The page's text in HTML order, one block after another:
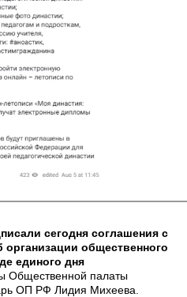
сегодня соглашения с
общественного
единого дня
Общественной палаты
ОП РФ Лидия Михеева.